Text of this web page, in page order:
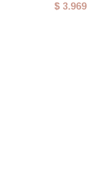
$ 3.969